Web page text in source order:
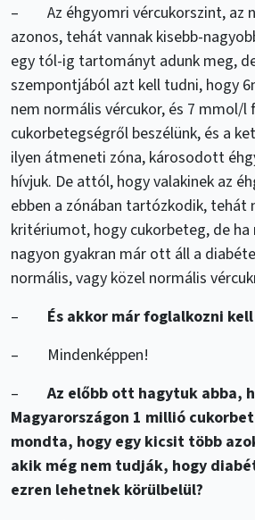
– Az éhgyomri vércukorszint, az
azonos, tehát vannak kisebb-
egy tól-ig tartományt adunk meg,
szempontjából azt kell tudni, hogy
nem normális vércukor, és 7
cukorbetegségről beszélünk, és a
ilyen átmeneti zóna, károsodott
hívjuk. De attól, hogy valakinek az
ebben a zónában tartózkodik, tehát
kritériumot, hogy cukorbeteg, de
nagyon gyakran már ott áll a
normális, vagy közel normális
– És akkor már foglalkozni
– Mindenképpen!
–Az előbb ott hagytuk abba,
Magyarországon 1 millió
mondta, hogy egy kicsit több
akik még nem tudják, hogy
ezren lehetnek körülbelül?